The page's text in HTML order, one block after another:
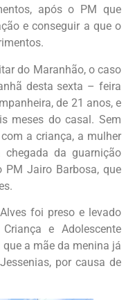
após o PM que
e conseguir a que o
do Maranhão, o caso
desta sexta – feira
de 21 anos, e
meses do casal. Sem
a criança, a mulher
da guarnição
Jairo Barbosa, que
foi preso e levado
e Adolescente
a mãe da menina já
por causa de